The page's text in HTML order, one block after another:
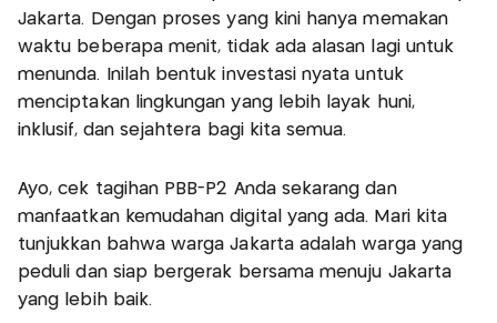
Jakarta. Dengan proses yang kini hanya memakan
waktu beberapa menit, tidak ada alasan lagi untuk
menunda. Inilah bentuk investasi nyata untuk
menciptakan lingkungan yang lebih layak huni,
inklusif, dan sejahtera bagi kita semua.
Ayo, cek tagihan PBB-P2 Anda sekarang dan
manfaatkan kemudahan digital yang ada. Mari kita
tunjukkan bahwa warga Jakarta adalah warga yang
peduli dan siap bergerak bersama menuju Jakarta
yang lebih baik.